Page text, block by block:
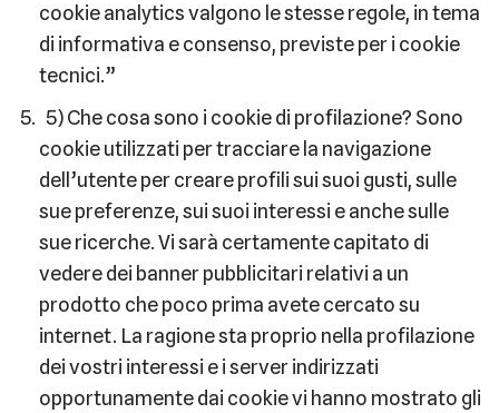
cookie analytics valgono le stesse regole, in tema
di informativa e consenso, previste per i cookie
tecnici.”
5) Che cosa sono i cookie di profilazione? Sono
cookie utilizzati per tracciare la navigazione
dell’utente per creare profili sui suoi gusti, sulle
sue preferenze, sui suoi interessi e anche sulle
sue ricerche. Vi sarà certamente capitato di
vedere dei banner pubblicitari relativi a un
prodotto che poco prima avete cercato su
internet. La ragione sta proprio nella profilazione
dei vostri interessi e i server indirizzati
opportunamente dai cookie vi hanno mostrato gli